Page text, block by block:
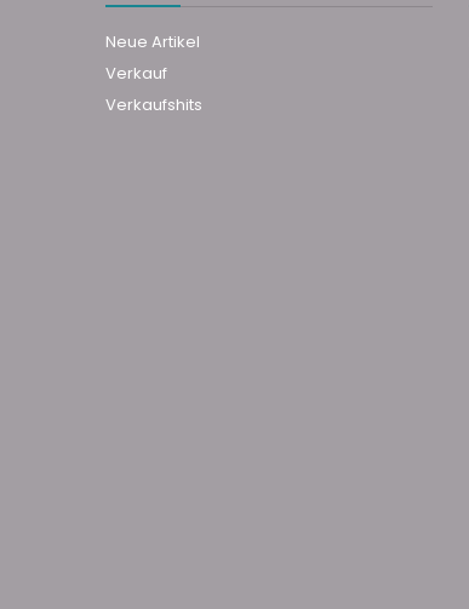
Neue Artikel
Verkauf
Verkaufshits